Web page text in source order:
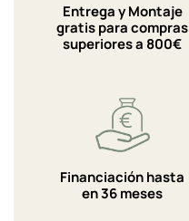
Entrega y Montaje
gratis para compras
superiores a 800€
Financiación hasta
en 36 meses